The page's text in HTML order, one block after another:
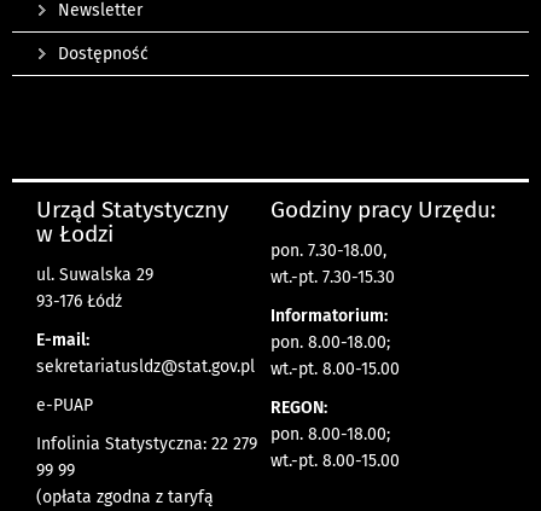
Newsletter
Dostępność
Urząd Statystyczny
w Łodzi
ul. Suwalska 29
93-176 Łódź
E-mail:
sekretariatusldz@stat.gov.pl
e-PUAP
Infolinia Statystyczna: 22 279
99 99
(opłata zgodna z taryfą
Godziny pracy Urzędu:
pon. 7.30-18.00,
wt.-pt. 7.30-15.30
Informatorium:
pon. 8.00-18.00;
wt.-pt. 8.00-15.00
REGON:
pon. 8.00-18.00;
wt.-pt. 8.00-15.00